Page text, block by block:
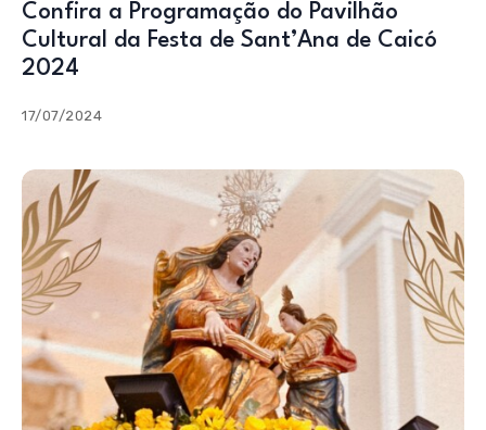
Confira a Programação do Pavilhão
Cultural da Festa de Sant’Ana de Caicó
2024
17/07/2024